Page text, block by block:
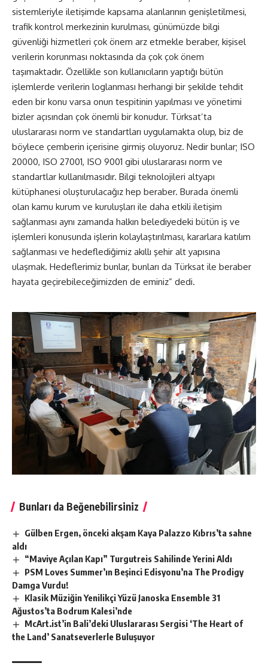
sistemleriyle iletişimde kapsama alanlarının genişletilmesi,
trafik kontrol merkezinin kurulması, günümüzde bilgi
güvenliği hizmetleri çok önem arz etmekle beraber, kişisel
verilerin korunması noktasında da çok çok önem
taşımaktadır. Özellikle son kullanıcıların yaptığı bütün
işlemlerde verilerin loglanması herhangi bir şekilde tehdit
eden bir konu varsa onun tespitinin yapılması ve yönetimi
bizler açısından çok önemli bir konudur. Türksat’ta
uluslararası norm ve standartları uygulamakta olup, biz de
böylece çemberin içerisine girmiş oluyoruz. Nedir bunlar; ISO
20000, ISO 27001, ISO 9001 gibi uluslararası norm ve
standartlar kullanılmasıdır. Bilgi teknolojileri altyapı
kütüphanesi oluşturulacağız hep beraber. Burada önemli
olan kamu kurum ve kuruluşları ile daha etkili iletişim
sağlanması aynı zamanda halkın belediyedeki bütün iş ve
işlemleri konusunda işlerin kolaylaştırılması, kararlara katılım
sağlanması ve hedeflediğimiz akıllı şehir alt yapısına
ulaşmak. Hedeflerimiz bunlar, bunları da Türksat ile beraber
hayata geçirebileceğimizden de eminiz” dedi.
Bunları da Beğenebilirsiniz
Gülben Ergen, önceki akşam Kaya Palazzo Kıbrıs’ta sahne
aldı
“Maviye Açılan Kapı” Turgutreis Sahilinde Yerini Aldı
PSM Loves Summer’ın Beşinci Edisyonu’na The Prodigy
Damga Vurdu!
Klasik Müziğin Yenilikçi Yüzü Janoska Ensemble 31
Ağustos’ta Bodrum Kalesi’nde
McArt.ist’in Bali’deki Uluslararası Sergisi ‘The Heart of
the Land’ Sanatseverlerle Buluşuyor